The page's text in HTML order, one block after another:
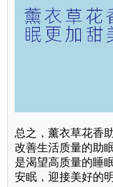
总之，薰衣草花香
改善生活质量的助
是渴望高质量的睡
安眠，迎接美好的明